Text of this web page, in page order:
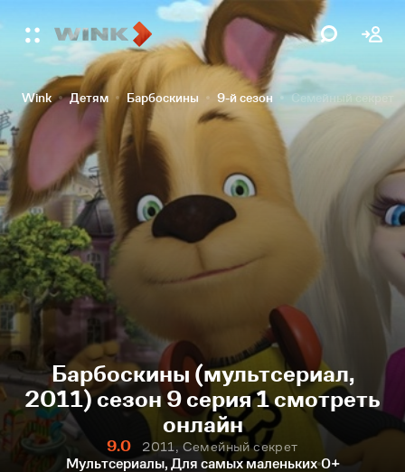
Wink Детям Барбоскины 9-й сезон Семейный секрет
Барбоскины (мультсериал,
2011) сезон 9 серия 1 смотреть
онлайн
9.0
2011, Семейный секрет
Мультсериалы, Для самых маленьких 0+